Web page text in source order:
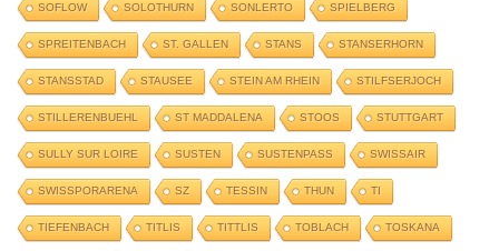
SOFLOW SOLOTHURN SONLERTO SPIELBERG
SPREITENBACH ST. GALLEN STANS STANSERHORN
STANSSTAD STAUSEE STEIN AM RHEIN STILFSERJOCH
STILLERENBUEHL ST MADDALENA STOOS STUTTGART
SULLY SUR LOIRE SUSTEN SUSTENPASS SWISSAIR
SWISSPORARENA SZ TESSIN THUN TI
TIEFENBACH TITLIS TITTLIS TOBLACH TOSKANA